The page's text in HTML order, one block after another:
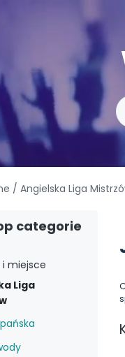
/ Angielska Liga
categorie
miejsce
Liga